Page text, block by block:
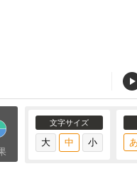
文字サイズ